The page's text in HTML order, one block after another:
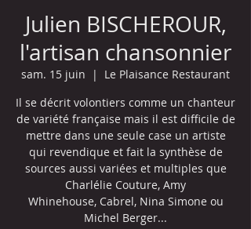
Julien BISCHEROUR,
l'artisan chansonnier
sam. 15 juin
  |
Le Plaisance Restaurant
Il se décrit volontiers comme un chanteur
de variété française mais il est difficile de
mettre dans une seule case un artiste
qui revendique et fait la synthèse de
sources aussi variées et multiples que
Charlélie Couture, Amy
Whinehouse, Cabrel, Nina Simone ou
Michel Berger...